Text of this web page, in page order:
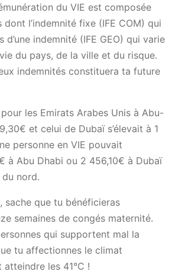
du VIE est composée
l’indemnité fixe (IFE COM) qui
indemnité (IFE GEO) qui varie
du pays, de la ville et du risque.
indemnités constituera ta future
pour les Emirats Arabes Unis à Abu-
et celui de Dubaï s’élevait à 1
personne en VIE pouvait
à Abu Dhabi ou 2 456,10€ à Dubaï
nord.
sache que tu bénéficieras
semaines de congés maternité.
qui supportent mal la
tu affectionnes le climat
les 41°C !